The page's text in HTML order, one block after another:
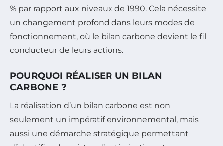
% par rapport aux niveaux de 1990. Cela nécessite
un changement profond dans leurs modes de
fonctionnement, où le bilan carbone devient le fil
conducteur de leurs actions.
POURQUOI RÉALISER UN BILAN
CARBONE ?
La réalisation d’un bilan carbone est non
seulement un impératif environnemental, mais
aussi une démarche stratégique permettant